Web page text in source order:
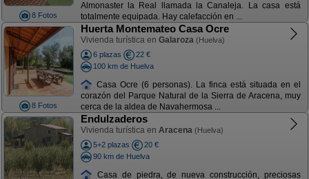
8 Fotos
Almonaster la Real llamada la Canaleja. La casa está
totalmente equipada. Hay calefacción en ...
8 Fotos
Huerta Montemateo Casa Ocre
Vivienda turística en Galaroza (Huelva)
6 plazas
22 €
100 km de Huelva
Casa Ocre (6 personas). La finca está situada en el
corazón del Parque Natural de la Sierra de Aracena, muy
cerca de la aldea de Navahermosa ...
Endulzaderos
Vivienda turística en Aracena (Huelva)
5+2 plazas
20 €
90 km de Huelva
Casa de piedra, de nueva construcción, preciosas